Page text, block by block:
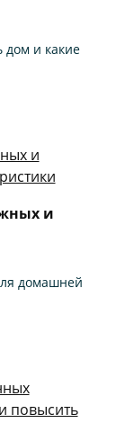
дом и какие
и
домашней